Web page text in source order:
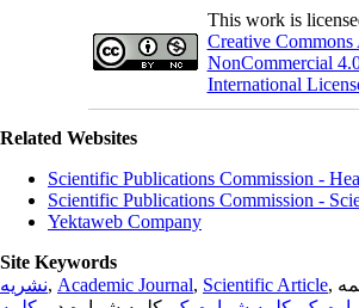
This work is
Creative
NonCommercial
International
Related Websites
Scientific Publications Commission -
Scientific Publications Commission -
Yektaweb Company
Site Keywords
نشریه, Academic Journal, Scientific Article,